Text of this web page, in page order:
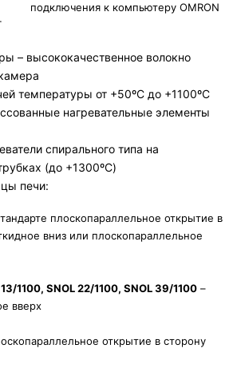
подключения к компьютеру OMRON
– высококачественное волокно
температуры от +50ºC до +1100ºC
нагревательные элементы
спирального типа на
(до +1300ºC)
печи:
плоскопараллельное открытие в
вниз или плоскопараллельное
1100, SNOL 22/1100, SNOL 39/1100 –
вверх
открытие в сторону